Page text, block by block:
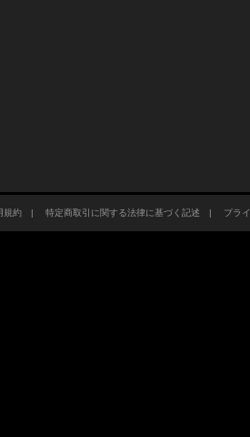
規約| 特定商取引に関する法律に基づく記述 | プラ